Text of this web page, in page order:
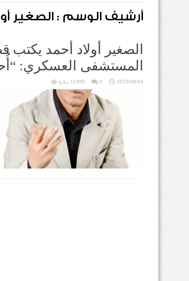
أرشيف الوسم : الصغير
الصغير أولاد أحمد
المستشفى العسكري:
2015/06/16
0 11360 زيارة